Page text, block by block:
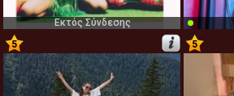
Εκτός Σύνδεσης
5
21
5